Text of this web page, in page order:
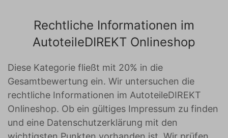
Rechtliche Informationen im
AutoteileDIREKT Onlineshop
Diese Kategorie fließt mit 20% in die
Gesamtbewertung ein. Wir untersuchen die
rechtliche Informationen im AutoteileDIREKT
Onlineshop. Ob ein gültiges Impressum zu finden
und eine Datenschutzerklärung mit den